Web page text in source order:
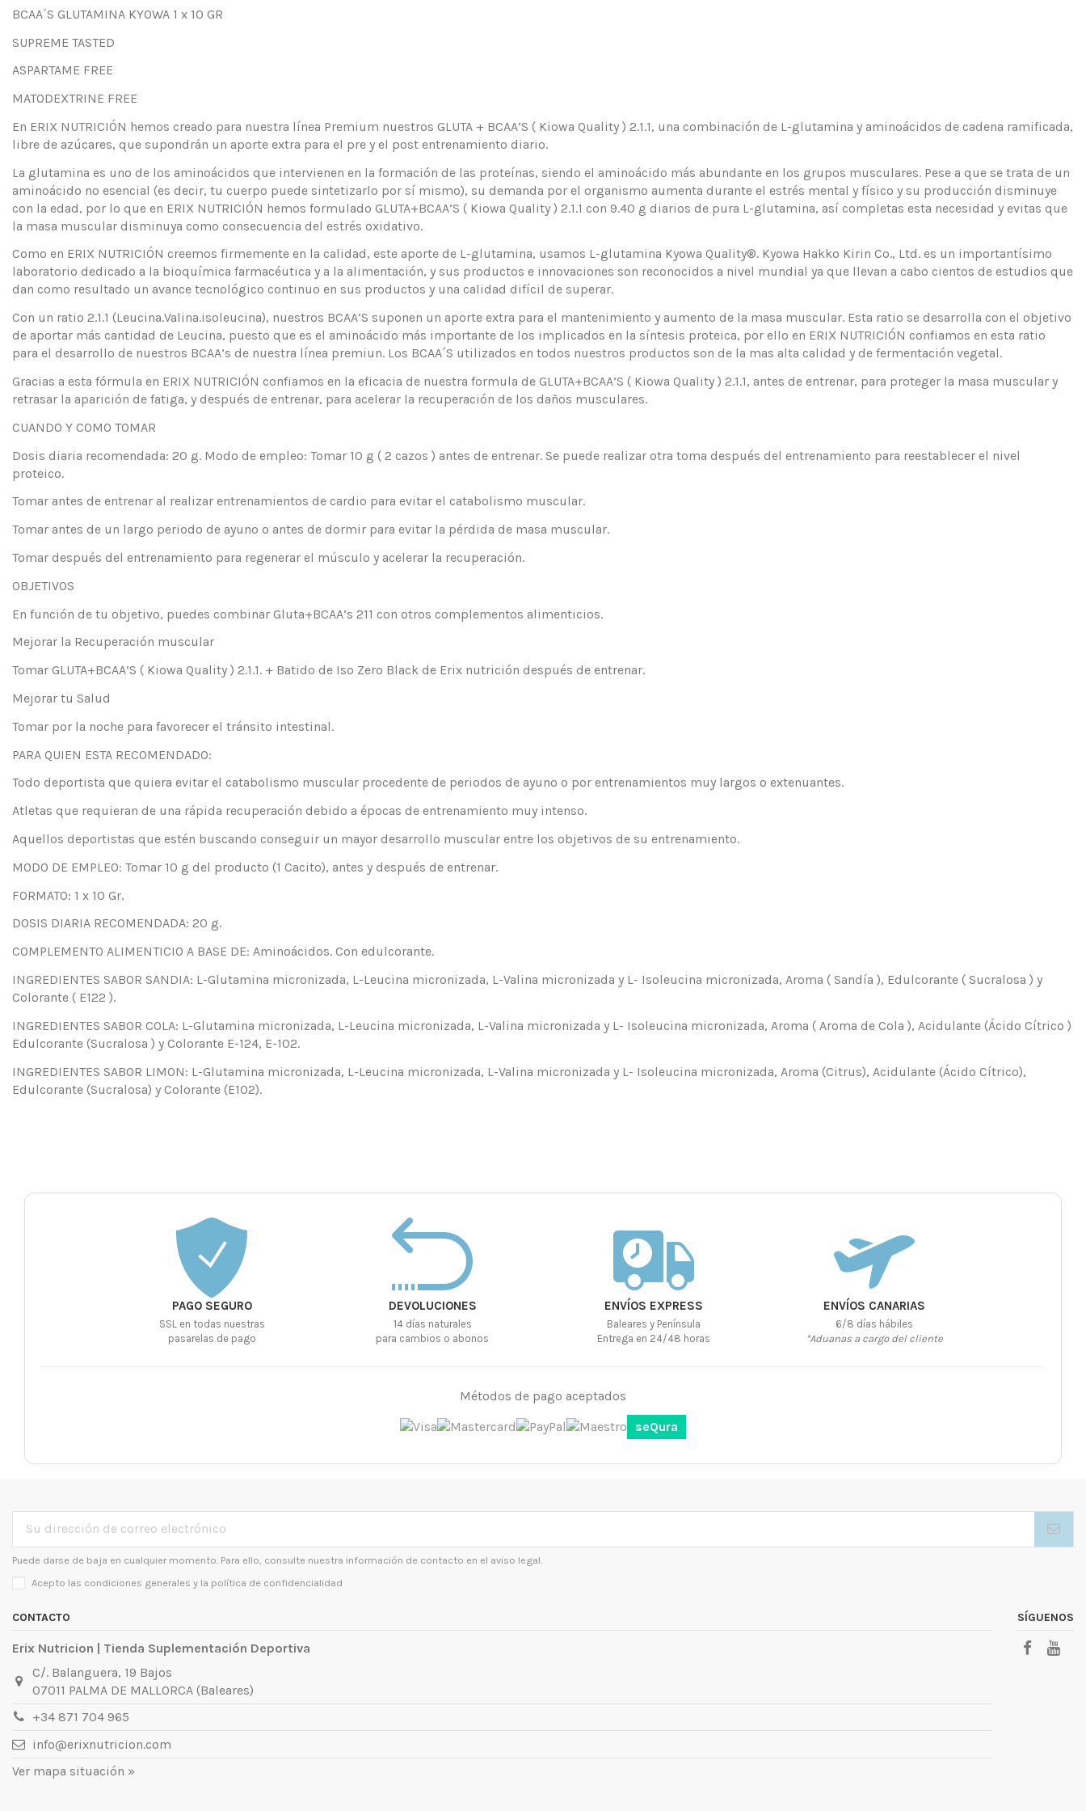
BCAA´S GLUTAMINA KYOWA 1 x 10 GR
SUPREME TASTED
ASPARTAME FREE
MATODEXTRINE FREE
En ERIX NUTRICIÓN hemos creado para nuestra línea Premium nuestros GLUTA + BCAA’S ( Kiowa Quality ) 2.1.1, una combinación de L-glutamina y aminoácidos de cadena ramificada,
libre de azúcares, que supondrán un aporte extra para el pre y el post entrenamiento diario.
La glutamina es uno de los aminoácidos que intervienen en la formación de las proteínas, siendo el aminoácido más abundante en los grupos musculares. Pese a que se trata de un
aminoácido no esencial (es decir, tu cuerpo puede sintetizarlo por sí mismo), su demanda por el organismo aumenta durante el estrés mental y físico y su producción disminuye
con la edad, por lo que en ERIX NUTRICIÓN hemos formulado GLUTA+BCAA’S ( Kiowa Quality ) 2.1.1 con 9.40 g diarios de pura L-glutamina, así completas esta necesidad y evitas que
la masa muscular disminuya como consecuencia del estrés oxidativo.
Como en ERIX NUTRICIÓN creemos firmemente en la calidad, este aporte de L-glutamina, usamos L-glutamina Kyowa Quality®. Kyowa Hakko Kirin Co., Ltd. es un importantísimo
laboratorio dedicado a la bioquímica farmacéutica y a la alimentación, y sus productos e innovaciones son reconocidos a nivel mundial ya que llevan a cabo cientos de estudios que
dan como resultado un avance tecnológico continuo en sus productos y una calidad difícil de superar.
Con un ratio 2.1.1 (Leucina.Valina.isoleucina), nuestros BCAA’S suponen un aporte extra para el mantenimiento y aumento de la masa muscular. Esta ratio se desarrolla con el objetivo
de aportar más cantidad de Leucina, puesto que es el aminoácido más importante de los implicados en la síntesis proteica, por ello en ERIX NUTRICIÓN confiamos en esta ratio
para el desarrollo de nuestros BCAA’s de nuestra línea premiun. Los BCAA´S utilizados en todos nuestros productos son de la mas alta calidad y de fermentación vegetal.
Gracias a esta fórmula en ERIX NUTRICIÓN confiamos en la eficacia de nuestra formula de GLUTA+BCAA’S ( Kiowa Quality ) 2.1.1, antes de entrenar, para proteger la masa muscular y
retrasar la aparición de fatiga, y después de entrenar, para acelerar la recuperación de los daños musculares.
CUANDO Y COMO TOMAR
Dosis diaria recomendada: 20 g. Modo de empleo: Tomar 10 g ( 2 cazos ) antes de entrenar. Se puede realizar otra toma después del entrenamiento para reestablecer el nivel
proteico.
Tomar antes de entrenar al realizar entrenamientos de cardio para evitar el catabolismo muscular.
Tomar antes de un largo periodo de ayuno o antes de dormir para evitar la pérdida de masa muscular.
Tomar después del entrenamiento para regenerar el músculo y acelerar la recuperación.
OBJETIVOS
En función de tu objetivo, puedes combinar Gluta+BCAA’s 211 con otros complementos alimenticios.
Mejorar la Recuperación muscular
Tomar GLUTA+BCAA’S ( Kiowa Quality ) 2.1.1. + Batido de Iso Zero Black de Erix nutrición después de entrenar.
Mejorar tu Salud
Tomar por la noche para favorecer el tránsito intestinal.
PARA QUIEN ESTA RECOMENDADO:
Todo deportista que quiera evitar el catabolismo muscular procedente de periodos de ayuno o por entrenamientos muy largos o extenuantes.
Atletas que requieran de una rápida recuperación debido a épocas de entrenamiento muy intenso.
Aquellos deportistas que estén buscando conseguir un mayor desarrollo muscular entre los objetivos de su entrenamiento.
MODO DE EMPLEO: Tomar 10 g del producto (1 Cacito), antes y después de entrenar.
FORMATO: 1 x 10 Gr.
DOSIS DIARIA RECOMENDADA: 20 g.
COMPLEMENTO ALIMENTICIO A BASE DE: Aminoácidos. Con edulcorante.
INGREDIENTES SABOR SANDIA: L-Glutamina micronizada, L-Leucina micronizada, L-Valina micronizada y L- Isoleucina micronizada, Aroma ( Sandía ), Edulcorante ( Sucralosa ) y
Colorante ( E122 ).
INGREDIENTES SABOR COLA: L-Glutamina micronizada, L-Leucina micronizada, L-Valina micronizada y L- Isoleucina micronizada, Aroma ( Aroma de Cola ), Acidulante (Ácido Cítrico )
Edulcorante (Sucralosa ) y Colorante E-124, E-102.
INGREDIENTES SABOR LIMON: L-Glutamina micronizada, L-Leucina micronizada, L-Valina micronizada y L- Isoleucina micronizada, Aroma (Citrus), Acidulante (Ácido Cítrico),
Edulcorante (Sucralosa) y Colorante (E102).
PAGO SEGURO
SSL en todas nuestras
pasarelas de pago
DEVOLUCIONES
14 días naturales
para cambios o abonos
ENVÍOS EXPRESS
Baleares y Península
Entrega en 24/48 horas
ENVÍOS CANARIAS
6/8 días hábiles
*Aduanas a cargo del cliente
Métodos de pago aceptados
seQura
Puede darse de baja en cualquier momento. Para ello, consulte nuestra información de contacto en el aviso legal.
Acepto las condiciones generales y la política de confidencialidad
CONTACTO
Erix Nutricion | Tienda Suplementación Deportiva
C/. Balanguera, 19 Bajos
07011 PALMA DE MALLORCA (Baleares)
+34 871 704 965
info@erixnutricion.com
Ver mapa situación »
SÍGUENOS